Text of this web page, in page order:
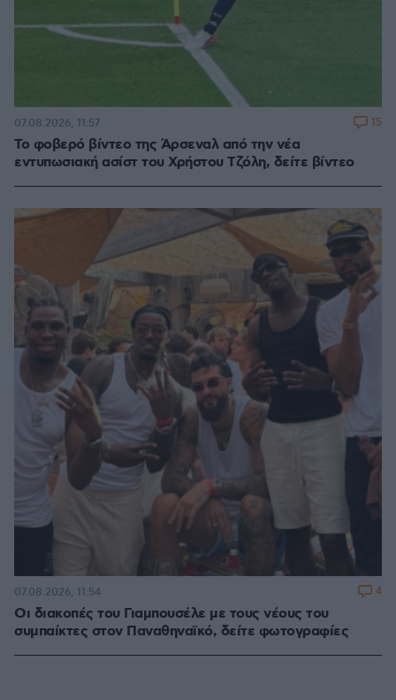
Το φοβερό βίντεο της Άρσεναλ από την νέα
εντυπωσιακή ασίστ του Χρήστου Τζόλη, δείτε βίντεο
07.08.2026, 11:57 15
Οι διακοπές του Γιαμπουσέλε με τους νέους του
συμπαίκτες στον Παναθηναϊκό, δείτε φωτογραφίες
07.08.2026, 11:54 4